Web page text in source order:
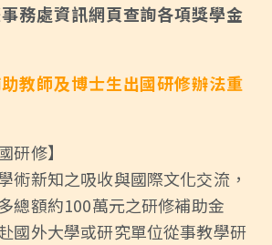
務處資訊網頁查詢各項獎學金
教師及博士生出國研修辦法重
研修】
新知之吸收與國際文化交流，
總額約100萬元之研修補助金
國外大學或研究單位從事教學研